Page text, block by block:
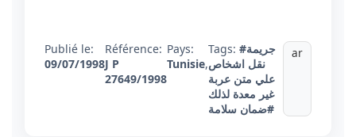
Publié le:
09/07/1998
Référence:
J P
27649/1998
Pays:
Tunisie,
Tags: #جريمة
نقل اشخاص
علي متن عربة
غير معدة لذلك
#ضمان سلامة
ar